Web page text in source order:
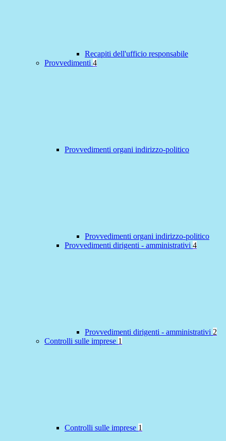
Recapiti dell'ufficio responsabile
Provvedimenti 4
Provvedimenti organi indirizzo-politico
Provvedimenti organi indirizzo-politico
Provvedimenti dirigenti - amministrativi 4
Provvedimenti dirigenti - amministrativi 2
Controlli sulle imprese 1
Controlli sulle imprese 1